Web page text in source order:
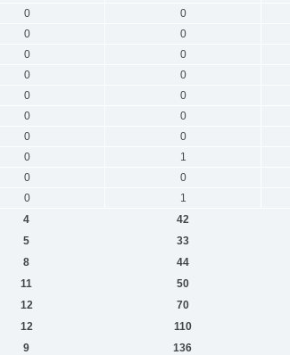
0 0
0 0
0 0
0 0
0 0
0 0
0 0
0 1
0 0
0 1
4 42
5 33
8 44
11 50
12 70
12 110
9 136